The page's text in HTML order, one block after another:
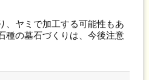
、ヤミで加工する可能性もあ
種の墓石づくりは、今後注意